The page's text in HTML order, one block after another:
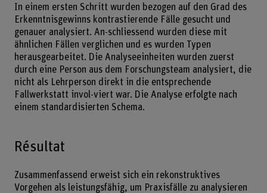
In einem ersten Schritt wurden bezogen auf den Grad des
Erkenntnisgewinns kontrastierende Fälle gesucht und
genauer analysiert. An-schliessend wurden diese mit
ähnlichen Fällen verglichen und es wurden Typen
herausgearbeitet. Die Analyseeinheiten wurden zuerst
durch eine Person aus dem Forschungsteam analysiert, die
nicht als Lehrperson direkt in die entsprechende
Fallwerkstatt invol-viert war. Die Analyse erfolgte nach
einem standardisierten Schema.
Résultat
Zusammenfassend erweist sich ein rekonstruktives
Vorgehen als leistungsfähig, um Praxisfälle zu analysieren